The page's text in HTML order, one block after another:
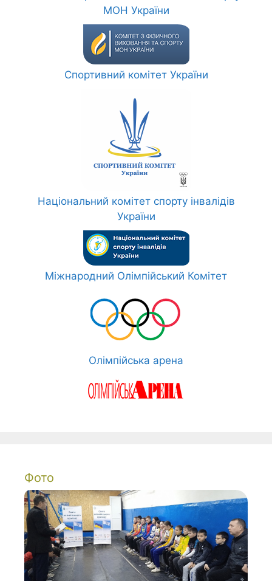
МОН України
Спортивний комітет України
Національний комітет спорту інвалідів
України
Міжнародний Олімпійський Комітет
Олімпійська арена
Фото